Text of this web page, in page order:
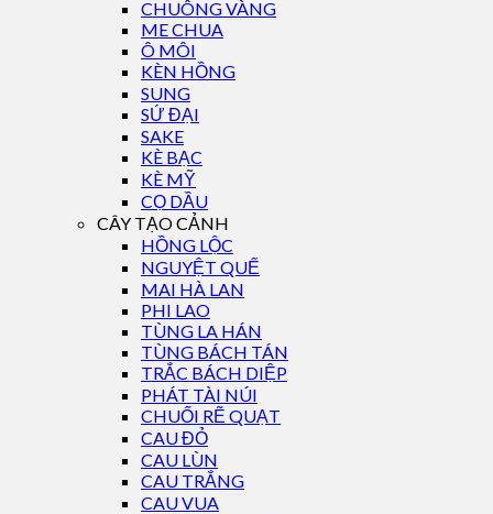
CHUÔNG VÀNG
ME CHUA
Ô MÔI
KÈN HỒNG
SUNG
SỨ ĐẠI
SAKE
KÈ BẠC
KÈ MỸ
CỌ DẦU
CÂY TẠO CẢNH
HỒNG LỘC
NGUYỆT QUẾ
MAI HÀ LAN
PHI LAO
TÙNG LA HÁN
TÙNG BÁCH TÁN
TRẮC BÁCH DIỆP
PHÁT TÀI NÚI
CHUỐI RẼ QUẠT
CAU ĐỎ
CAU LÙN
CAU TRẮNG
CAU VUA